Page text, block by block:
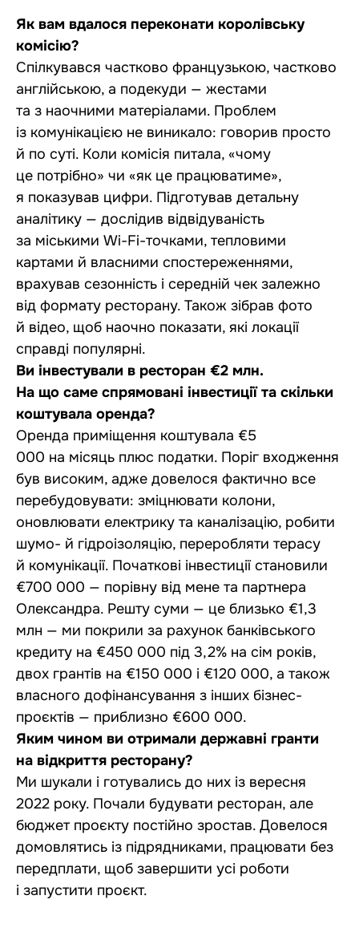
Як вам вдалося переконати королівську
комісію?
Спілкувався частково французькою, частково
англійською, а подекуди — жестами
та з наочними матеріалами. Проблем
із комунікацією не виникало: говорив просто
й по суті. Коли комісія питала, «чому
це потрібно» чи «як це працюватиме»,
я показував цифри. Підготував детальну
аналітику — дослідив відвідуваність
за міськими Wi-Fi-точками, тепловими
картами й власними спостереженнями,
врахував сезонність і середній чек залежно
від формату ресторану. Також зібрав фото
й відео, щоб наочно показати, які локації
справді популярні.
Ви інвестували в ресторан €2 млн.
На що саме спрямовані інвестиції та скільки
коштувала оренда?
Оренда приміщення коштувала €5
000 на місяць плюс податки. Поріг входження
був високим, адже довелося фактично все
перебудовувати: зміцнювати колони,
оновлювати електрику та каналізацію, робити
шумо- й гідроізоляцію, переробляти терасу
й комунікації. Початкові інвестиції становили
€700 000 — порівну від мене та партнера
Олександра. Решту суми — це близько €1,3
млн — ми покрили за рахунок банківського
кредиту на €450 000 під 3,2% на сім років,
двох грантів на €150 000 і €120 000, а також
власного дофінансування з інших бізнес-
проєктів — приблизно €600 000.
Яким чином ви отримали державні гранти
на відкриття ресторану?
Ми шукали і готувались до них із вересня
2022 року. Почали будувати ресторан, але
бюджет проєкту постійно зростав. Довелося
домовлятись із підрядниками, працювати без
передплати, щоб завершити усі роботи
і запустити проєкт.